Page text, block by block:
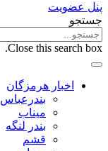
پنل عضویت
جستجو
Close this search box.
اخبار هرمزگان
بندرعباس
میناب
بندر لنگه
قشم